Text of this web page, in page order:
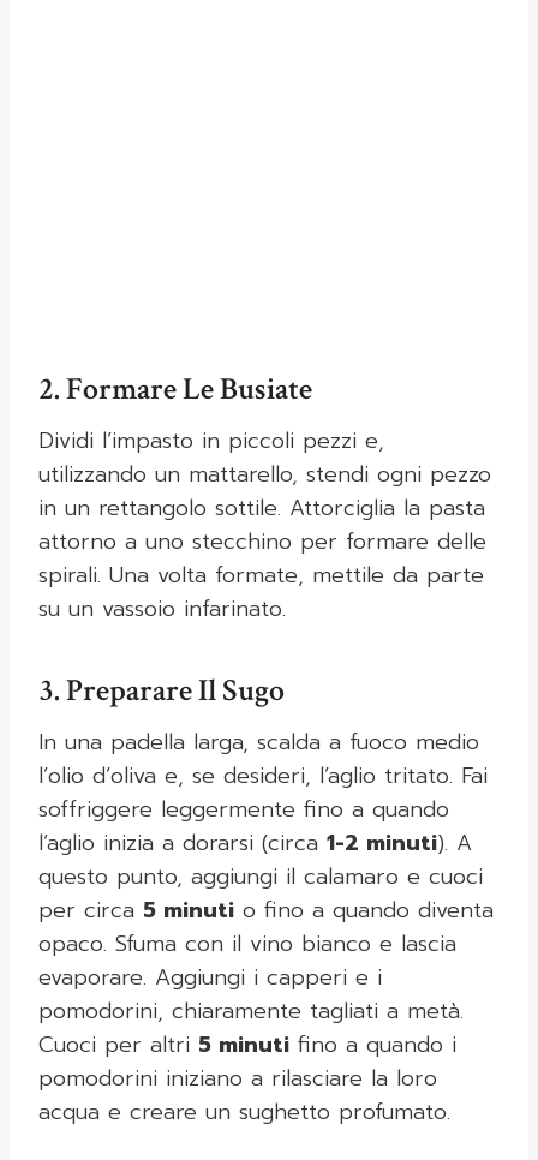
2. Formare Le Busiate
Dividi l’impasto in piccoli pezzi e,
utilizzando un mattarello, stendi ogni pezzo
in un rettangolo sottile. Attorciglia la pasta
attorno a uno stecchino per formare delle
spirali. Una volta formate, mettile da parte
su un vassoio infarinato.
3. Preparare Il Sugo
In una padella larga, scalda a fuoco medio
l’olio d’oliva e, se desideri, l’aglio tritato. Fai
soffriggere leggermente fino a quando
l’aglio inizia a dorarsi (circa 1-2 minuti). A
questo punto, aggiungi il calamaro e cuoci
per circa 5 minuti o fino a quando diventa
opaco. Sfuma con il vino bianco e lascia
evaporare. Aggiungi i capperi e i
pomodorini, chiaramente tagliati a metà.
Cuoci per altri 5 minuti fino a quando i
pomodorini iniziano a rilasciare la loro
acqua e creare un sughetto profumato.